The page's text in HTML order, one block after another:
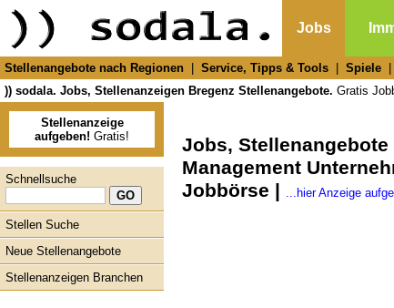
Jobs
Stellenangebote nach Regionen Service, Tipps & Tools Spiele
)) sodala. Jobs, Stellenanzeigen Bregenz Stellenangebote. Gratis
Stellenanzeige
aufgeben! Gratis!
Schnellsuche
Stellen Suche
Neue Stellenangebote
Stellenanzeigen Branchen
Jobs,
Management
Jobbörse | ...hier Anzeige